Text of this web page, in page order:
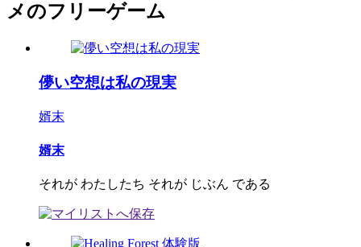
メのフリーゲーム
儚い空想は私の現実
婿末
婿末
それが わたしたち それが じぶん である